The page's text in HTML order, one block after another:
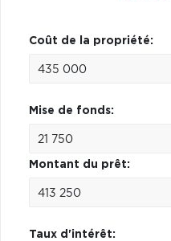
Coût de la propriété:
Mise de fonds:
Montant du prêt:
Taux d'intérêt: